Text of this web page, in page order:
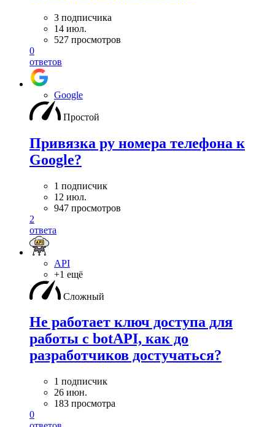
3 подписчика
14 июл.
527 просмотров
0
ответов
Google
Простой
Привязка ру номера телефона к
Google?
1 подписчик
12 июл.
947 просмотров
2
ответа
API
+1 ещё
Сложный
Не работает ключ доступа для
работы с botAPI, как до
разработчиков достучаться?
1 подписчик
26 июн.
183 просмотра
0